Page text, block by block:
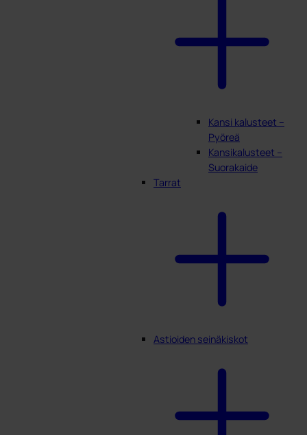
Kansi kalusteet –
Pyöreä
Kansikalusteet –
Suorakaide
Tarrat
Astioiden seinäkiskot